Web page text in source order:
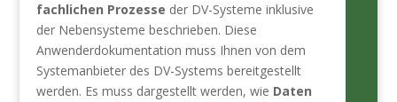
fachlichen Prozesse der DV-Systeme inklusive
der Nebensysteme beschrieben. Diese
Anwenderdokumentation muss Ihnen von dem
Systemanbieter des DV-Systems bereitgestellt
werden. Es muss dargestellt werden, wie Daten